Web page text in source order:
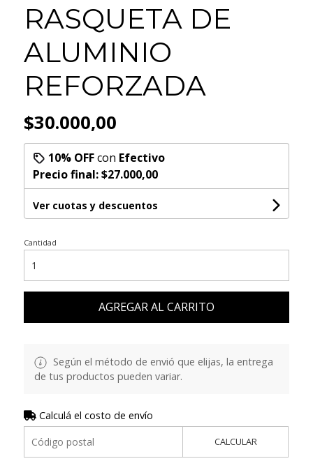
RASQUETA DE
ALUMINIO
REFORZADA
$30.000,00
10% OFFcon Efectivo
Precio final:$27.000,00
Ver cuotas y descuentos
Cantidad
AGREGAR AL CARRITO
Según el método de envió que elijas, la entrega
de tus productos pueden variar.
Calculá el costo de envío
CALCULAR